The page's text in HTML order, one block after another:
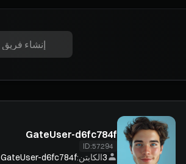
إنشاء فريق
GateUser-d6fc784f
ID:57294
3الكابتن:GateUser-d6fc784f